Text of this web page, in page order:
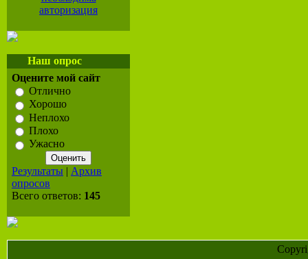
авторизация
Наш опрос
Оцените мой сайт
Отлично
Хорошо
Неплохо
Плохо
Ужасно
Результаты | Архив
опросов
Всего ответов: 145